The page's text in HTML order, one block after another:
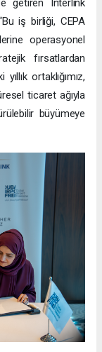
getiren Interlink
iş birliği, CEPA
operasyonel
fırsatlardan
ortaklığımız,
ticaret ağıyla
büyümeye